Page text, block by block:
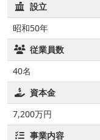
設立
昭和50年
従業員数
40名
資本金
7,200万円
事業内容